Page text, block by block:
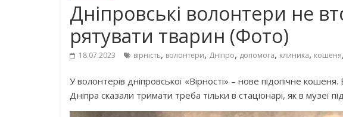
Дніпровські волонтери не
рятувати тварин (Фото)
18.07.2023 вірність, волонтери, Дніпро, допомога, клиника, кошеня,
У волонтерів дніпровської «Вірності» – нове підопічне
Дніпра сказали тримати треба тільки в стаціонарі, як в музеї